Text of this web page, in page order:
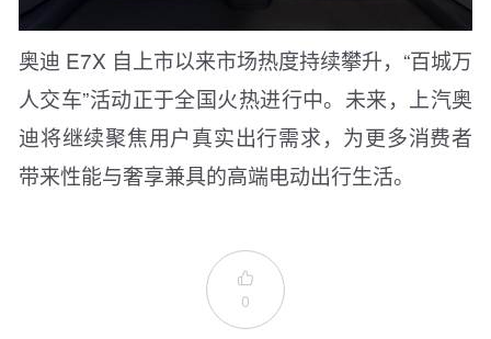
奥迪 E7X 自上市以来市场热度持续攀升，“百城万
人交车”活动正于全国火热进行中。未来，上汽奥
迪将继续聚焦用户真实出行需求，为更多消费者
带来性能与奢享兼具的高端电动出行生活。

0